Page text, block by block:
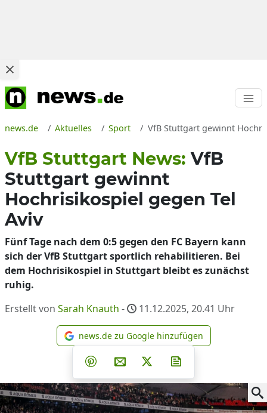
news.de Aktuelles Sport VfB Stuttgart gewinnt
VfB Stuttgart News: VfB
Stuttgart gewinnt
Hochrisikospiel gegen Tel
Aviv
Fünf Tage nach dem 0:5 gegen den FC Bayern kann
sich der VfB Stuttgart sportlich rehabilitieren. Bei
dem Hochrisikospiel in Stuttgart bleibt es zunächst
ruhig.
Erstellt von Sarah Knauth - 11.12.2025, 20.41 Uhr
news.de zu Google
news.de zu Google hinzufügen
Teilen auf Facebook
Teilen auf Whatsapp
Teilen auf Telegram
Teilen auf Pinterest
Per E-Mail teilen
Post auf X